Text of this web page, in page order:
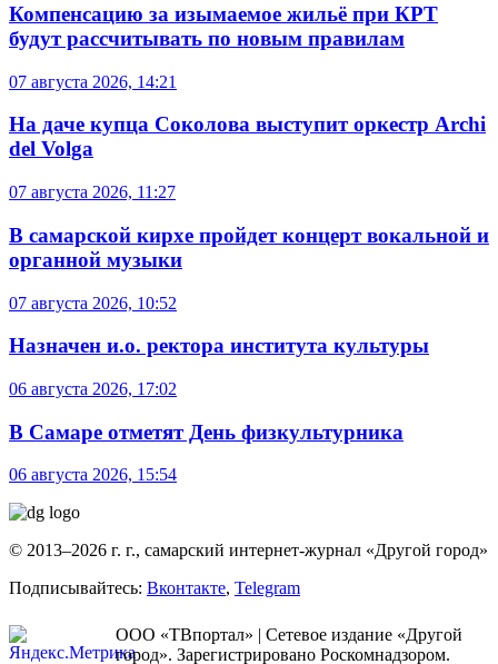
Компенсацию за изымаемое жильё при КРТ
будут рассчитывать по новым правилам
07 августа 2026, 14:21
На даче купца Соколова выступит оркестр Archi
del Volga
07 августа 2026, 11:27
В самарской кирхе пройдет концерт вокальной и
органной музыки
07 августа 2026, 10:52
Назначен и.о. ректора института культуры
06 августа 2026, 17:02
В Самаре отметят День физкультурника
06 августа 2026, 15:54
© 2013–2026 г. г., самарский интернет-журнал «Другой город»
Подписывайтесь: Вконтакте, Telegram
ООО «ТВпортал» | Сетевое издание «Другой
город». Зарегистрировано Роскомнадзором.